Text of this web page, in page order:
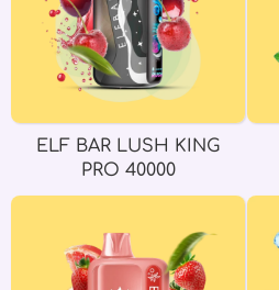
ELF BAR LUSH KING
PRO 40000